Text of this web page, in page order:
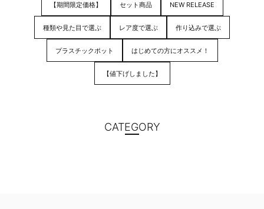
【期間限定価格】 セット商品 NEW RELEASE
種類や見た目で選ぶ レア度で選ぶ 作り込みで選ぶ
プラスチックポット はじめての方にオススメ！
【値下げしました】
CATEGORY